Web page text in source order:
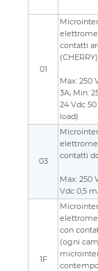
01
contatti
(CHERRY)
Max: 250
3A; Min:
24 Vdc
load)
03
contatti
Max: 250
Vdc 0,5
1F
con
(ogni